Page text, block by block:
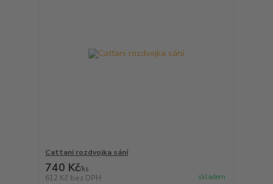
Cattani rozdvojka sání
740 Kč/ks
612 Kč bez DPH skladem